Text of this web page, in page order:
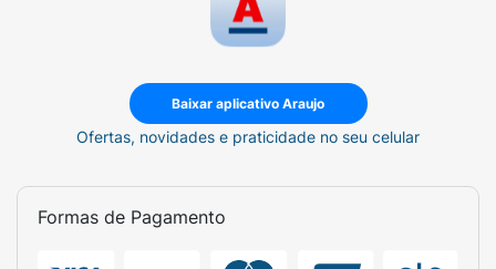
Baixar aplicativo Araujo
Ofertas, novidades e praticidade no seu celular
Formas de Pagamento